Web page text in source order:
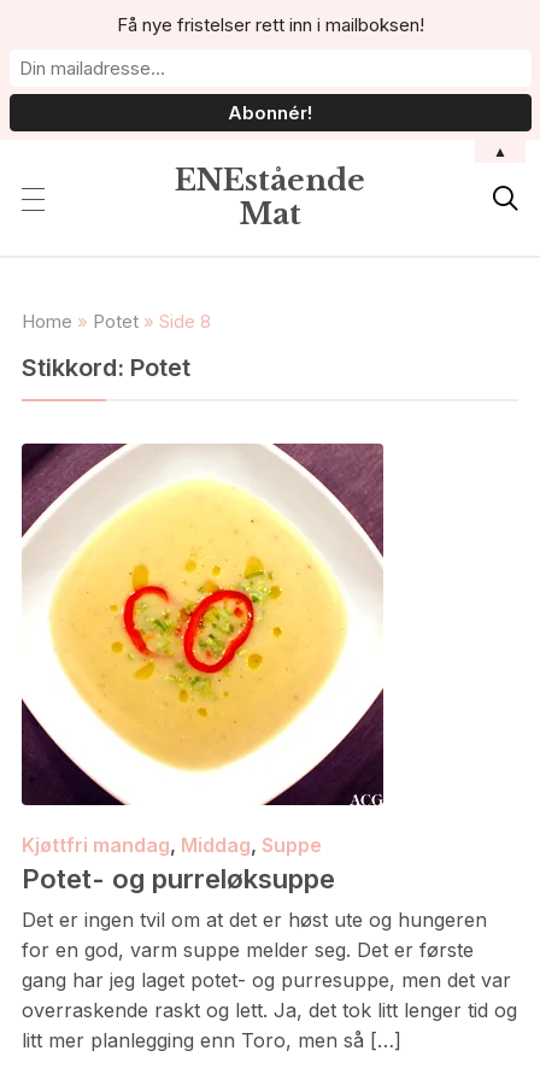
ENEstående
Mat

Home » Potet» Side 8
Stikkord: Potet
Kjøttfri mandag, Middag, Suppe
Potet- og purreløksuppe
Det er ingen tvil om at det er høst ute og hungeren
for en god, varm suppe melder seg. Det er første
gang har jeg laget potet- og purresuppe, men det var
overraskende raskt og lett. Ja, det tok litt lenger tid og
litt mer planlegging enn Toro, men så […]
Få nye fristelser rett inn i mailboksen!
▲